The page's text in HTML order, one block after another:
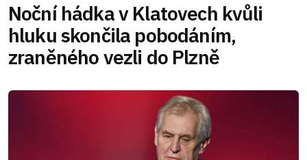
Noční hádka v Klatovech kvůli
hluku skončila pobodáním,
zraněného vezli do Plzně